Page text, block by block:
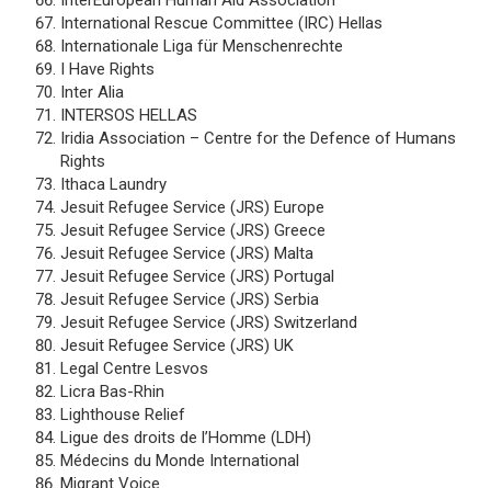
International Rescue Committee (IRC) Hellas
Internationale Liga für Menschenrechte
I Have Rights
Inter Alia
INTERSOS HELLAS
Iridia Association – Centre for the Defence of Humans
Rights
Ithaca Laundry
Jesuit Refugee Service (JRS) Europe
Jesuit Refugee Service (JRS) Greece
Jesuit Refugee Service (JRS) Malta
Jesuit Refugee Service (JRS) Portugal
Jesuit Refugee Service (JRS) Serbia
Jesuit Refugee Service (JRS) Switzerland
Jesuit Refugee Service (JRS) UK
Legal Centre Lesvos
Licra Bas-Rhin
Lighthouse Relief
Ligue des droits de l’Homme (LDH)
Médecins du Monde International
Migrant Voice